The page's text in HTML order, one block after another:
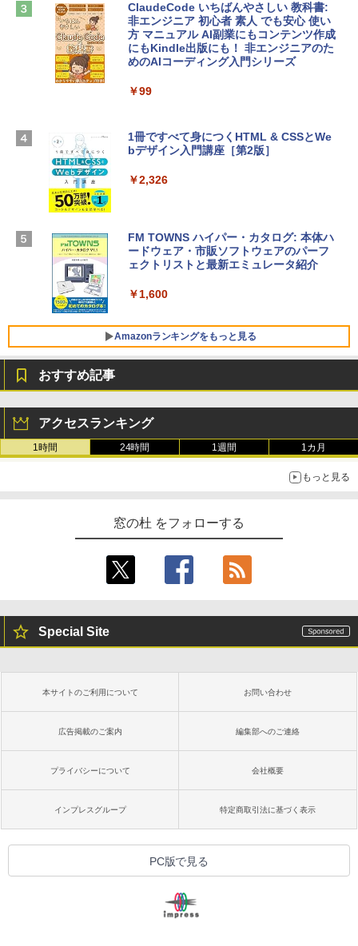
￥2,952
Apple 2026 MacBook Air M5チップ搭載
igence、13.6インチLiquid Retinaディ
ームカメラ、日本語キーボード、Touch I
D - ミッドナイト
￥298,901
ン 15-fd 15.6インチ 16GBメモリ 512GB
SSD インテル Core 5
ersonal/Copilotキー搭載/Win 11/15.6型/
Core i5/16GB/SSD 512GB/ホワイト) FM
VWK3E15W_AZ
￥139,880
Robloxギフトカード - 2,000 Robux 【限
定バーチャルアイテムを含む】 【オンラ
インゲームコード】 ロブロックス | オン
ラインコード版
￥3,200
Robloxギフトカード - 1000 Robux 【限
定バーチャルアイテムを含む】 【オンラ
ラインコード版
Windows版 | Minecraft (マインクラフ
ト): Java & Bedrock Edition | オンライ
ClaudeCode いちばんやさしい 教科書:
非エンジニア 初心者 素人 でも安心 使い
方 マニュアル AI副業にもコンテンツ作成
にもKindle出版にも！ 非エンジニアのた
めのAIコーディング入門シリーズ
￥99
1冊ですべて身につくHTML & CSSとWe
bデザイン入門講座［第2版］
￥2,326
FM TOWNS ハイパー・カタログ: 本体ハ
ードウェア・市販ソフトウェアのパーフ
ェクトリストと最新エミュレータ紹介
￥1,600
Amazonランキングをもっと見る
ンチディスプレイ、色調調節ライト、12
週間持続バッテリー、広告なし、ブラッ
ク
Amazon Kindle - 目に優しい、かさばら
ない、大きな画面で読みやすい、6週間持
書籍リーダー、ブラック、16GB、広告な
Kindle Paperwhite シグニチャーエディ
るさ自動調整、色調調節ライト、12週間
持続バッテリー、広告なし、メタリック
Amazon Kindle Colorsoft | 16GBストレ
ージ、防水、7インチカラーディスプレ
イ、色調調節ライト、最大8週間持続バッ
テリー、広告無し、ブラック (2025年発
売)
￥31,980
New Amazon Kindle Scribe Colorsoft |
11インチカラーディスプレイ、64GBスト
おすすめ記事
アクセスランキング
1時間 24時間 1週間 1カ月
もっと見る
窓の杜 をフォローする
Special Site
本サイトのご利用について お問い合わせ
広告掲載のご案内 編集部へのご連絡
プライバシーについて 会社概要
インプレスグループ 特定商取引法に基づく表示
PC版で見る